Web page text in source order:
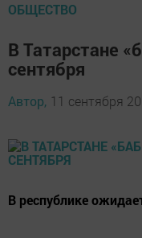
ОБЩЕСТВО
В Татарстане
сентября
Автор, 11 сентября
В республике